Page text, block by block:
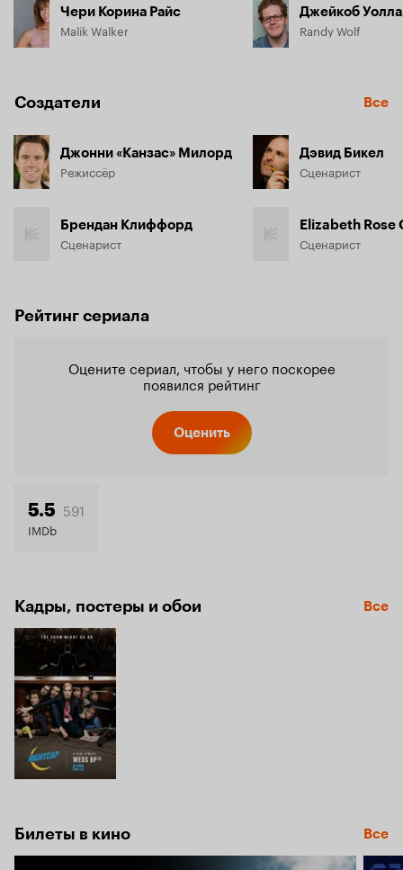
Чери Корина Райс
Malik Walker
Джейкоб
Randy Wolf
Создатели Все
Джонни «Канзас» Милорд
Режиссёр
Брендан Клиффорд
Сценарист
Дэвид Бикел
Сценарист
Elizabeth Rose
Сценарист
Рейтинг сериала
Оцените сериал, чтобы у него поскорее
появился рейтинг
Оценить
5.5 591
IMDb
Кадры, постеры и обои Все
Билеты в кино Все